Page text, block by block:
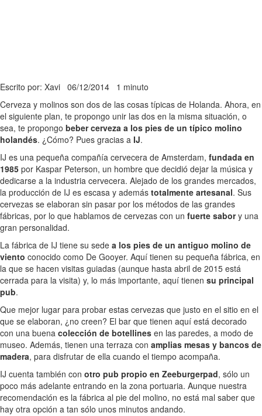
Escrito por: Xavi 06/12/2014 1 minuto
Cerveza y molinos son dos de las cosas típicas de Holanda. Ahora, en
el siguiente plan, te propongo unir las dos en la misma situación, o
sea, te propongo beber cerveza a los pies de un típico molino
holandés. ¿Cómo? Pues gracias a IJ.
IJ es una pequeña compañía cervecera de Amsterdam, fundada en
1985 por Kaspar Peterson, un hombre que decidió dejar la música y
dedicarse a la industria cervecera. Alejado de los grandes mercados,
la producción de IJ es escasa y además totalmente artesanal. Sus
cervezas se elaboran sin pasar por los métodos de las grandes
fábricas, por lo que hablamos de cervezas con un fuerte sabory una
gran personalidad.
La fábrica de IJ tiene su sede a los pies de un antiguo molino de
viento conocido como De Gooyer. Aquí tienen su pequeña fábrica, en
la que se hacen visitas guiadas (aunque hasta abril de 2015 está
cerrada para la visita) y, lo más importante, aquí tienen su principal
pub.
Que mejor lugar para probar estas cervezas que justo en el sitio en el
que se elaboran, ¿no creen? El bar que tienen aquí está decorado
con una buena colección de botellines en las paredes, a modo de
museo. Además, tienen una terraza con amplias mesas y bancos de
madera, para disfrutar de ella cuando el tiempo acompaña.
IJ cuenta también con otro pub propio en Zeeburgerpad, sólo un
poco más adelante entrando en la zona portuaria. Aunque nuestra
recomendación es la fábrica al pie del molino, no está mal saber que
hay otra opción a tan sólo unos minutos andando.